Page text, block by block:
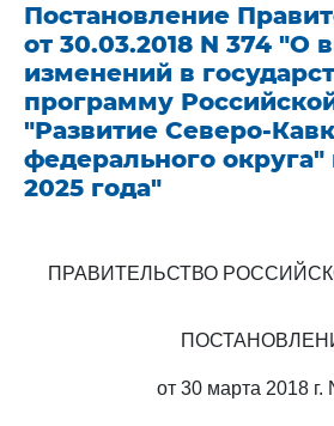
Постановление
от 30.03.2018 N 374 "О
изменений в
программу
"Развитие Северо-
федерального
2025 года"
ПРАВИТЕЛЬСТВО
от 30 марта 2018 г.